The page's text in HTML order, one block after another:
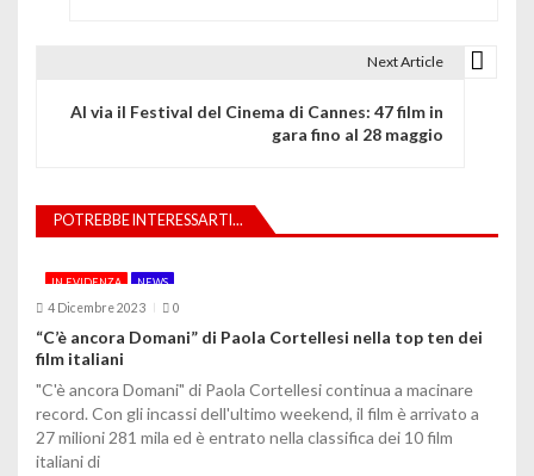
i
o
n
e
a
r
Next Article
Al via il Festival del Cinema di Cannes: 47 film in
gara fino al 28 maggio
POTREBBE INTERESSARTI...
IN EVIDENZA NEWS
4 Dicembre 2023 0
“C’è ancora Domani” di Paola Cortellesi nella top ten dei
film italiani
"C'è ancora Domani" di Paola Cortellesi continua a macinare
record. Con gli incassi dell'ultimo weekend, il film è arrivato a
27 milioni 281 mila ed è entrato nella classifica dei 10 film
italiani di